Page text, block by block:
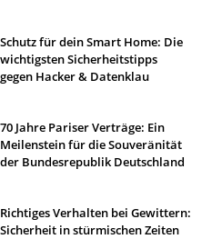
Schutz für dein Smart Home: Die
wichtigsten Sicherheitstipps
gegen Hacker & Datenklau
70 Jahre Pariser Verträge: Ein
Meilenstein für die Souveränität
der Bundesrepublik Deutschland
Richtiges Verhalten bei Gewittern:
Sicherheit in stürmischen Zeiten